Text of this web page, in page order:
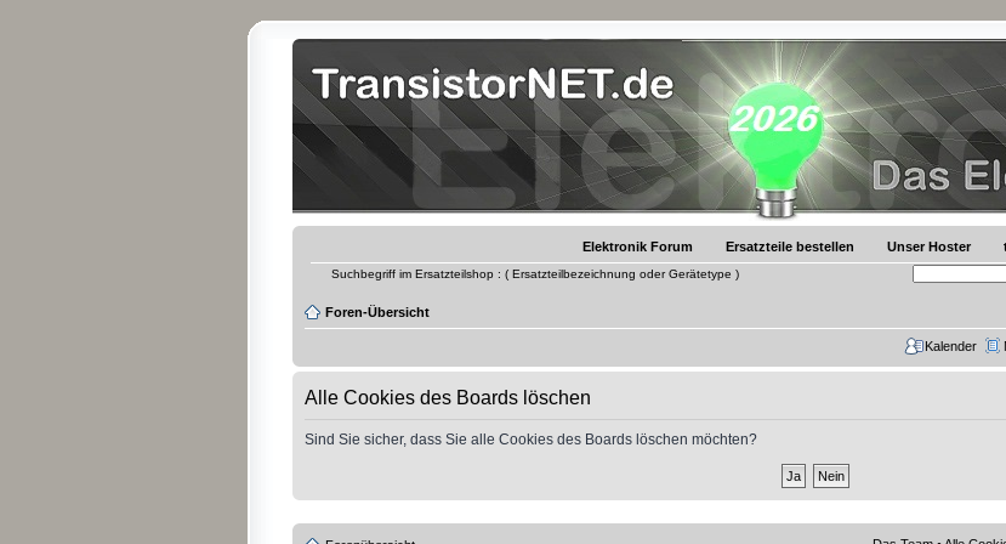
Elektronik Forum Ersatzteile bestellen Unser Hoster
Suchbegriff im Ersatzteilshop : ( Ersatzteilbezeichnung oder Gerätetype )
Foren-Übersicht
Kalender
Alle Cookies des Boards löschen
Sind Sie sicher, dass Sie alle Cookies des Boards löschen möchten?